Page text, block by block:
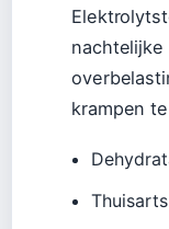
krampen